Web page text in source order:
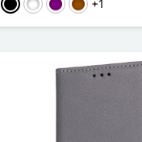
PretoBrancoPúrpuraCastanho
+1